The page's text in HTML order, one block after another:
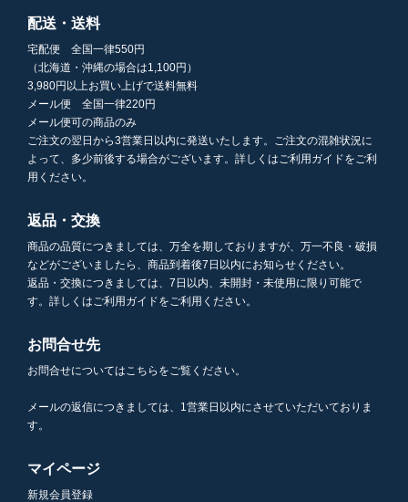
配送・送料
宅配便 全国一律550円
（北海道・沖縄の場合は1,100円）
3,980円以上お買い上げで送料無料
メール便 全国一律220円
メール便可の商品のみ
ご注文の翌日から3営業日以内に発送いたします。ご注文の混雑状況に
よって、多少前後する場合がございます。詳しくはご利用ガイドをご利
用ください。
返品・交換
商品の品質につきましては、万全を期しておりますが、万一不良・破損
などがございましたら、商品到着後7日以内にお知らせください。
返品・交換につきましては、7日以内、未開封・未使用に限り可能で
す。詳しくはご利用ガイドをご利用ください。
お問合せ先
お問合せについてはこちらをご覧ください。
メールの返信につきましては、1営業日以内にさせていただいておりま
す。
マイページ
新規会員登録